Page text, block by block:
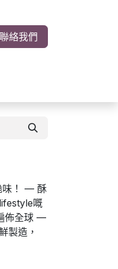
聯絡我們
味！ — 酥
嘅
佈全球 —
製造，